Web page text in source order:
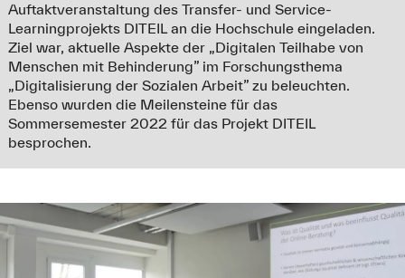
Auftaktveranstaltung des Transfer- und Service-
Learningprojekts DITEIL an die Hochschule eingeladen.
Ziel war, aktuelle Aspekte der „Digitalen Teilhabe von
Menschen mit Behinderung” im Forschungsthema
„Digitalisierung der Sozialen Arbeit” zu beleuchten.
Ebenso wurden die Meilensteine für das
Sommersemester 2022 für das Projekt DITEIL
besprochen.